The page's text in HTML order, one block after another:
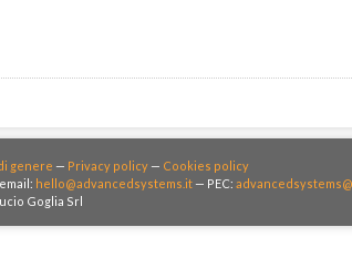
genere — Privacy policy — Cookies policy
hello@advancedsystems.it — PEC:
Goglia Srl